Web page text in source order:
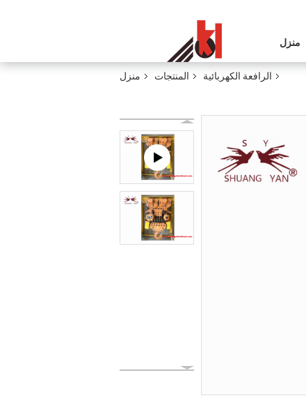
منزل
منزل المنتجات الرافعة الكهربائية